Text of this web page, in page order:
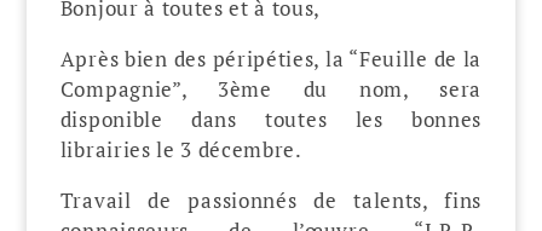
Bonjour à toutes et à tous,
Après bien des péripéties, la “Feuille de la
Compagnie”, 3ème du nom, sera
disponible dans toutes les bonnes
librairies le 3 décembre.
Travail de passionnés de talents, fins